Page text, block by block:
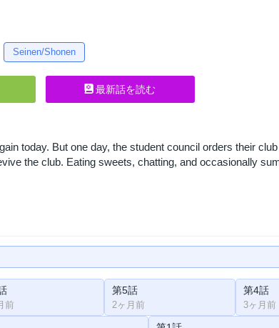
Seinen/Shonen
最新話を読む
today. But one day, the student council orders their
the club. Eating sweets, chatting, and occasionally
前
第5話
2ヶ月前
第4話
3ヶ月前